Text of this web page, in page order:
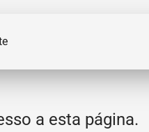
a esta página.